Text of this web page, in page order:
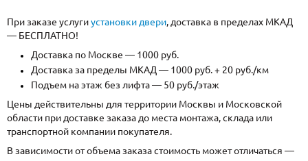
При заказе услугиустановки двери, доставка в пределах МКАД
— БЕСПЛАТНО!
Доставка по Москве — 1000 руб.
Доставка за пределы МКАД — 1000 руб. + 20 руб./км
Подъем на этаж без лифта — 50 руб./этаж
Цены действительны для территории Москвы и Московской
области при доставке заказа до места монтажа, склада или
транспортной компании покупателя.
В зависимости от объема заказа стоимость может отличаться —